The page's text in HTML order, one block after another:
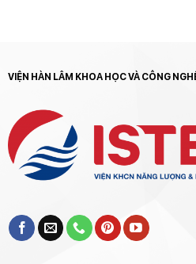
VIỆN HÀN LÂM KHOA HỌC VÀ CÔNG